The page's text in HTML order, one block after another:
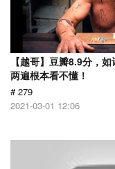
【越哥】豆瓣8.9分，
两遍根本看不懂！
# 279
2021-03-01 12:06